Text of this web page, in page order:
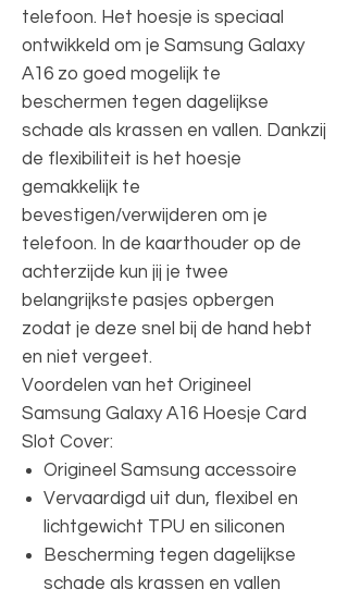
telefoon. Het hoesje is speciaal
ontwikkeld om je Samsung Galaxy
A16 zo goed mogelijk te
beschermen tegen dagelijkse
schade als krassen en vallen. Dankzij
de flexibiliteit is het hoesje
gemakkelijk te
bevestigen/verwijderen om je
telefoon. In de kaarthouder op de
achterzijde kun jij je twee
belangrijkste pasjes opbergen
zodat je deze snel bij de hand hebt
en niet vergeet.
Voordelen van het Origineel
Samsung Galaxy A16 Hoesje Card
Slot Cover:
Origineel Samsung accessoire
Vervaardigd uit dun, flexibel en
lichtgewicht TPU en siliconen
Bescherming tegen dagelijkse
schade als krassen en vallen